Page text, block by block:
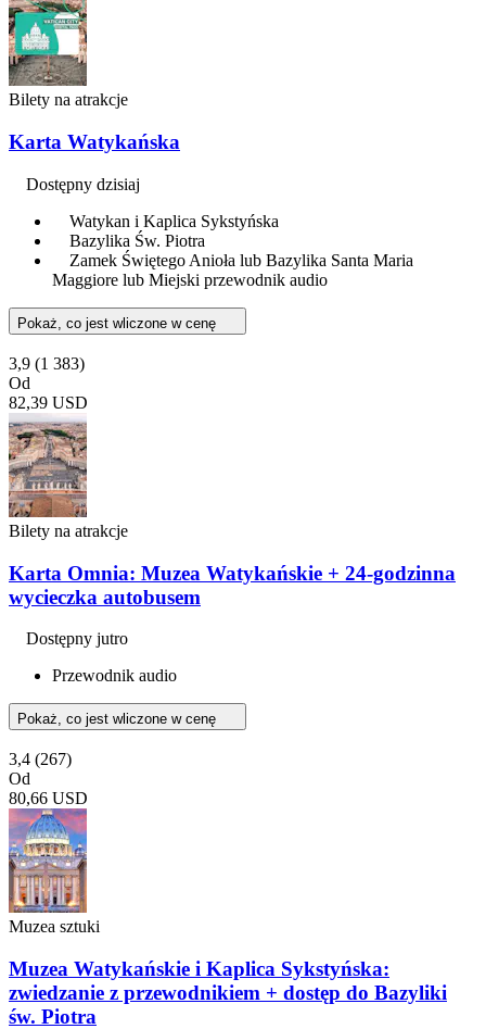
Bilety na atrakcje
Karta Watykańska
Dostępny dzisiaj
Watykan i Kaplica Sykstyńska
Bazylika Św. Piotra
Zamek Świętego Anioła lub Bazylika Santa Maria
Maggiore lub Miejski przewodnik audio
Pokaż, co jest wliczone w cenę
3,9 (1 383)
Od
82,39 USD
Bilety na atrakcje
Karta Omnia: Muzea Watykańskie + 24-godzinna
wycieczka autobusem
Dostępny jutro
Przewodnik audio
Pokaż, co jest wliczone w cenę
3,4 (267)
Od
80,66 USD
Muzea sztuki
Muzea Watykańskie i Kaplica Sykstyńska:
zwiedzanie z przewodnikiem + dostęp do Bazyliki
św. Piotra